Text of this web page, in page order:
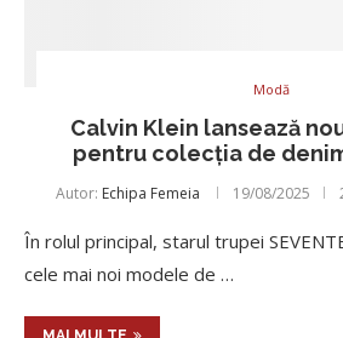
Modă
Calvin Klein lansează
pentru colecția de denim
Autor: Echipa Femeia 19/08/2025
În rolul principal, starul trupei
cele mai noi modele de …